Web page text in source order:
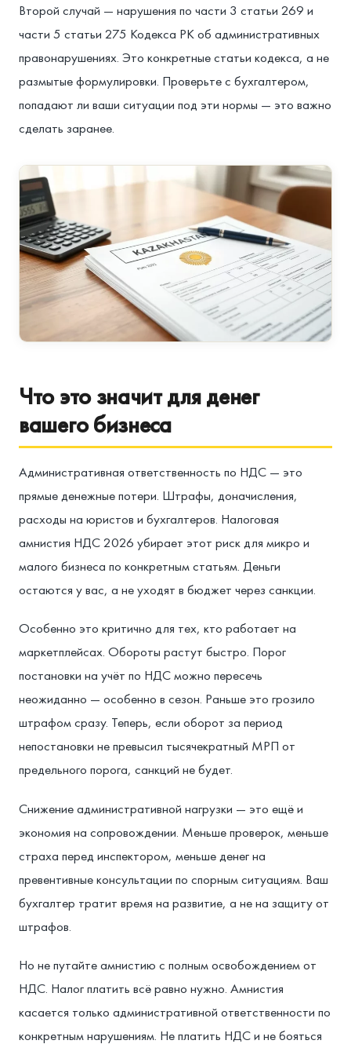
Второй случай — нарушения по части 3 статьи 269 и
части 5 статьи 275 Кодекса РК об административных
правонарушениях. Это конкретные статьи кодекса, а не
размытые формулировки. Проверьте с бухгалтером,
попадают ли ваши ситуации под эти нормы — это важно
сделать заранее.
Что это значит для денег
вашего бизнеса
Административная ответственность по НДС — это
прямые денежные потери. Штрафы, доначисления,
расходы на юристов и бухгалтеров. Налоговая
амнистия НДС 2026 убирает этот риск для микро и
малого бизнеса по конкретным статьям. Деньги
остаются у вас, а не уходят в бюджет через санкции.
Особенно это критично для тех, кто работает на
маркетплейсах. Обороты растут быстро. Порог
постановки на учёт по НДС можно пересечь
неожиданно — особенно в сезон. Раньше это грозило
штрафом сразу. Теперь, если оборот за период
непостановки не превысил тысячекратный МРП от
предельного порога, санкций не будет.
Снижение административной нагрузки — это ещё и
экономия на сопровождении. Меньше проверок, меньше
страха перед инспектором, меньше денег на
превентивные консультации по спорным ситуациям. Ваш
бухгалтер тратит время на развитие, а не на защиту от
штрафов.
Но не путайте амнистию с полным освобождением от
НДС. Налог платить всё равно нужно. Амнистия
касается только административной ответственности по
конкретным нарушениям. Не платить НДС и не бояться